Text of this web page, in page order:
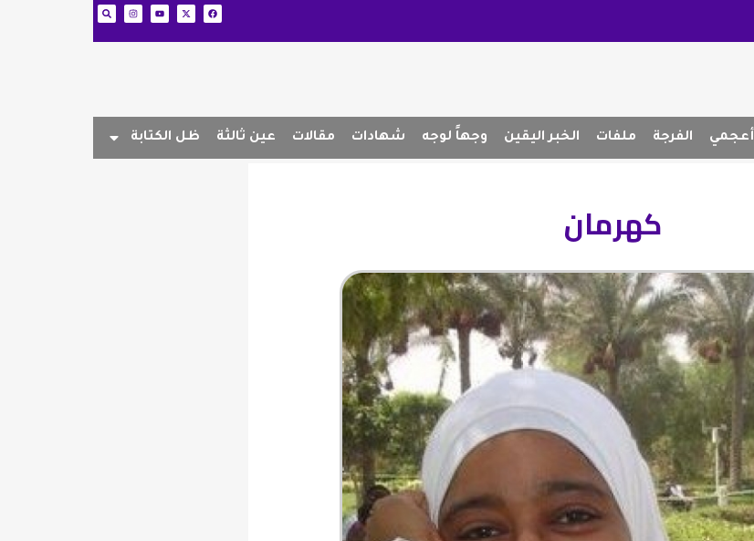
أعجمي الفرجة ملفات الخبر اليقين وجهاً لوجه شهادات مقالات عين ثالثة ظل الكتابة
كهرمان